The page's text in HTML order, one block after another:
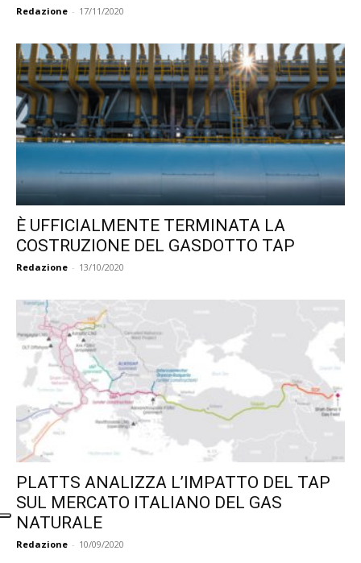
Redazione - 17/11/2020
È UFFICIALMENTE TERMINATA LA
COSTRUZIONE DEL GASDOTTO TAP
Redazione - 13/10/2020
PLATTS ANALIZZA L’IMPATTO DEL TAP
SUL MERCATO ITALIANO DEL GAS
NATURALE
Redazione - 10/09/2020